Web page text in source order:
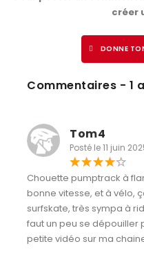
créer
DONNE
Commentaires - 1
Tom4
Posté le 11 juin
Chouette pumptrack à
bonne vitesse, et à vélo,
surfskate, très sympa à
faut un peu se dépouiller
petite vidéo sur ma